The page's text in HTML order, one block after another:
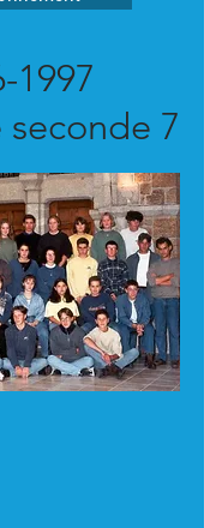
1997
seconde 7